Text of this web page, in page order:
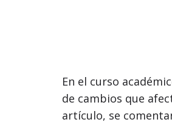
En el curso
de cambios que
artículo, se